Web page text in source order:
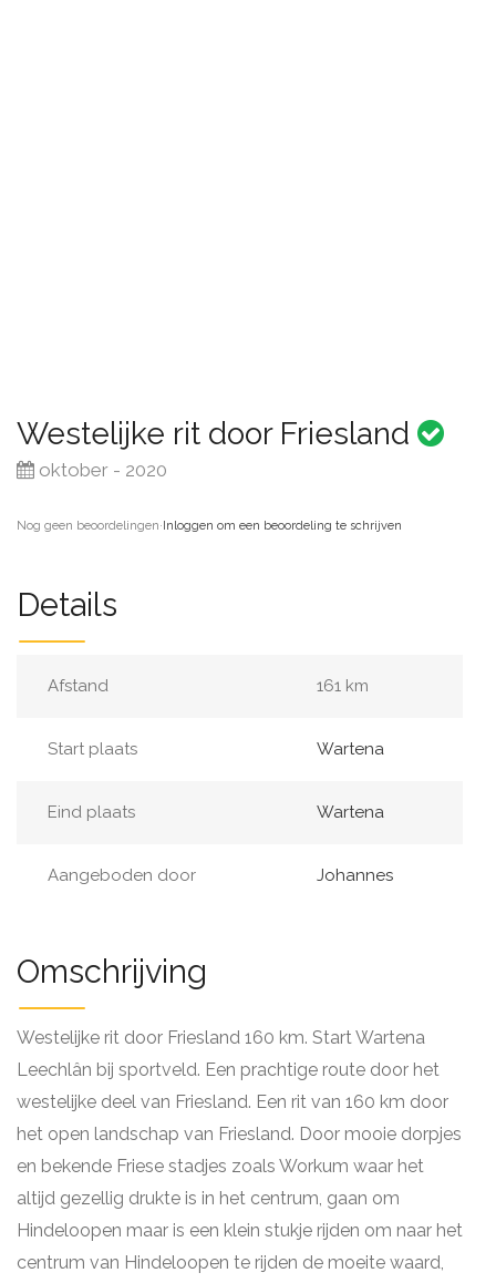
Westelijke rit door Friesland
oktober - 2020
Nog geen beoordelingen·Inloggen om een beoordeling te schrijven
Details
Afstand 161 km
Start plaats Wartena
Eind plaats Wartena
Aangeboden door Johannes
Omschrijving
Westelijke rit door Friesland 160 km. Start Wartena
Leechlân bij sportveld. Een prachtige route door het
westelijke deel van Friesland. Een rit van 160 km door
het open landschap van Friesland. Door mooie dorpjes
en bekende Friese stadjes zoals Workum waar het
altijd gezellig drukte is in het centrum, gaan om
Hindeloopen maar is een klein stukje rijden om naar het
centrum van Hindeloopen te rijden de moeite waard,